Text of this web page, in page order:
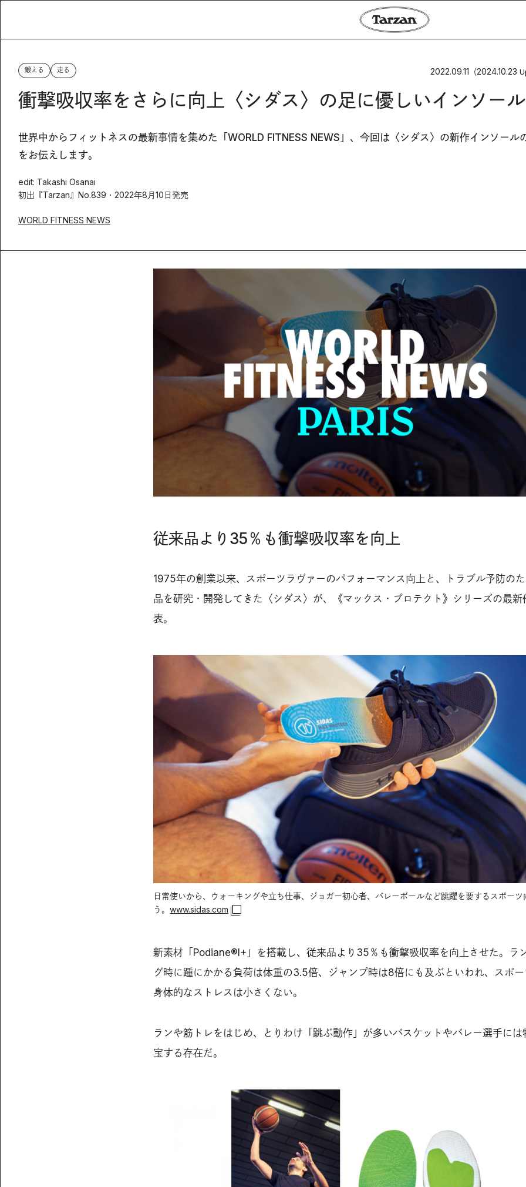
鍛える 走る 2022.09.11 （2024.10.23
衝撃吸収率をさらに向上〈シダス〉の足に優しいインソール
世界中からフィットネスの最新事情を集めた「WORLD FITNESS NEWS」、今回は〈シダス〉の新作インソール
をお伝えします。
edit: Takashi Osanai
初出『Tarzan』No.839・2022年8月10日発売
WORLD FITNESS NEWS
従来品より35％も衝撃吸収率を向上
1975年の創業以来、スポーツラヴァーのパフォーマンス向上と、トラブル予防の
品を研究・開発してきた〈シダス〉が、《マックス・プロテクト》シリーズの最新
表。
日常使いから、ウォーキングや立ち仕事、ジョガー初心者、バレーボールなど跳躍を要するスポーツ
う。 www.sidas.com
新素材「Podiane®I+」を搭載し、従来品より35％も衝撃吸収率を向上させた。ラ
グ時に踵にかかる負荷は体重の3.5倍、ジャンプ時は8倍にも及ぶといわれ、スポ
身体的なストレスは小さくない。
ランや筋トレをはじめ、とりわけ「跳ぶ動作」が多いバスケットやバレー選手には
宝する存在だ。